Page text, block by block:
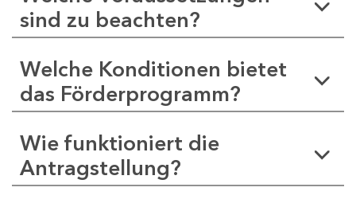
sind zu beachten?
Welche Konditionen bietet
das Förderprogramm?
Wie funktioniert die
Antragstellung?